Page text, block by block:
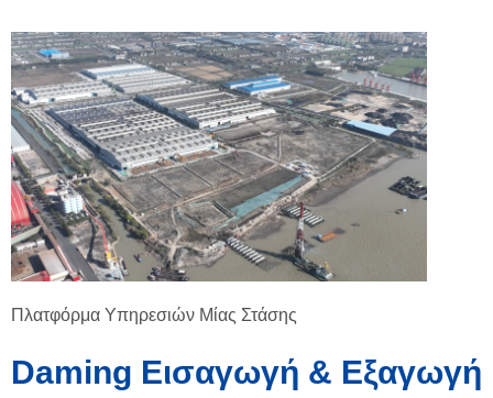
Πλατφόρμα Υπηρεσιών Μίας Στάσης
Daming Εισαγωγή & Εξαγωγή